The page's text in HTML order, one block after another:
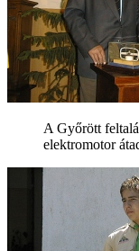
A Győrött
elektromotor